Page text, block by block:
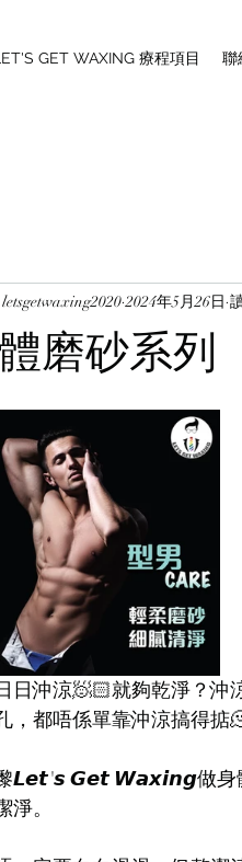
GET WAXING 療程項目 聯
磨砂系列
letsgetwaxing2020 2024年5月26日
日沖涼🧖🏻就夠乾淨？沖
，都唔係單靠沖涼搞得掂
𝙇𝙚𝙩'𝙨 𝙂𝙚𝙩 𝙒𝙖𝙭𝙞𝙣𝙜做身
淨。